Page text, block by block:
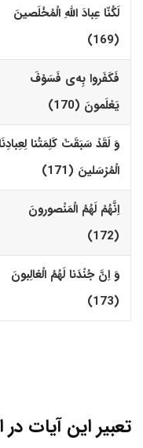
لَکُنّا عِبادَ اللّهِ الْمُخْلَصینَ
(169)‏
فَکَفَروا بِه‌ى فَسَوْفَ
یَعْلَمونَ (170)‏
وَ لَقَدْ سَبَقَتْ کَلِمَتُنا
الْمُرْسَلینَ (171)‏
اِنَّهُمْ لَهُمُ الْمَنْصورونَ
(172)‏
وَ اِنَّ جُنْدَنا لَهُمُ الْغالِبونَ
(173)‏
تعبیر این آیات در